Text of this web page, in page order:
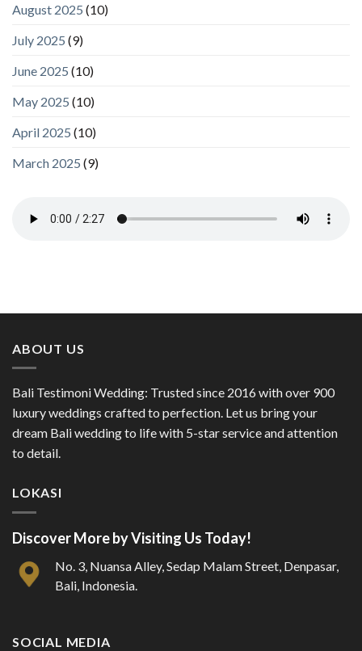
August 2025 (10)
July 2025 (9)
June 2025 (10)
May 2025 (10)
April 2025 (10)
March 2025 (9)
ABOUT US
Bali Testimoni Wedding: Trusted since 2016 with over 900
luxury weddings crafted to perfection. Let us bring your
dream Bali wedding to life with 5-star service and attention
to detail.
LOKASI
Discover More by Visiting Us Today!
No. 3, Nuansa Alley, Sedap Malam Street, Denpasar,
Bali, Indonesia.
SOCIAL MEDIA